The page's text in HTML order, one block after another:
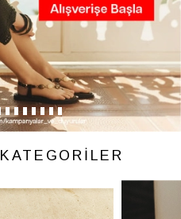
KATEGORİLER